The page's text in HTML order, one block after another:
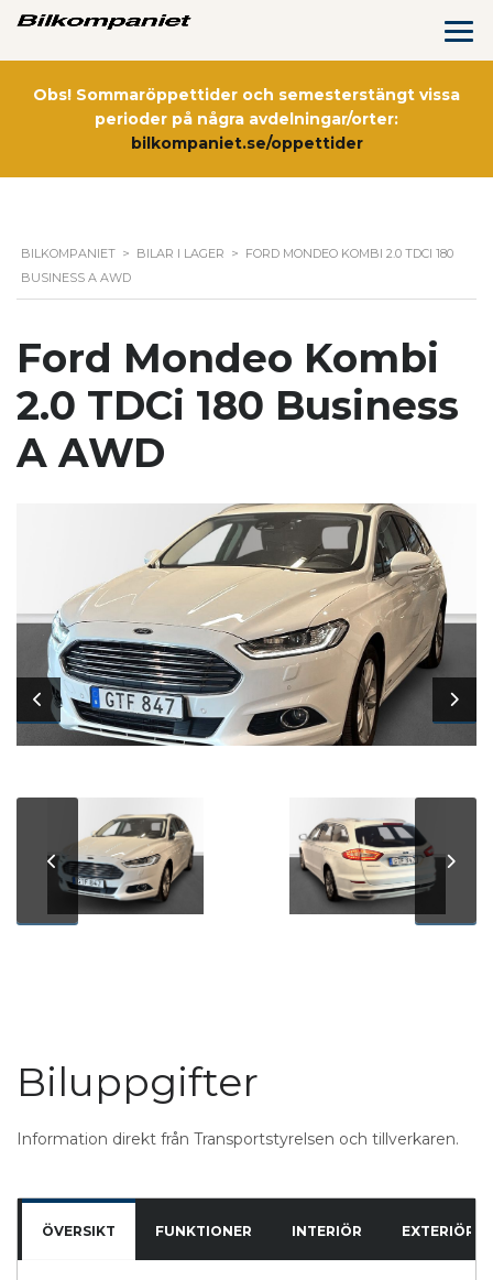
Obs! Sommaröppettider och semesterstängt vissa
perioder på några avdelningar/orter:
bilkompaniet.se/oppettider
BILKOMPANIET > BILAR I LAGER > FORD MONDEO KOMBI 2.0 TDCI 180
BUSINESS A AWD
Ford Mondeo Kombi
2.0 TDCi 180 Business
A AWD
Biluppgifter
Information direkt från Transportstyrelsen och tillverkaren.
ÖVERSIKT FUNKTIONER INTERIÖR EXTERIÖR